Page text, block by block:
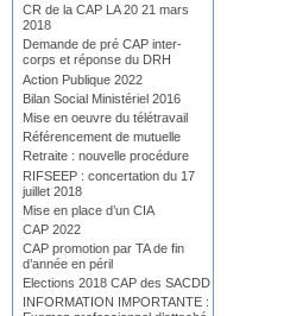
CR de la CAP LA 20 21 mars
2018
Demande de pré CAP inter-
corps et réponse du DRH
Action Publique 2022
Bilan Social Ministériel 2016
Mise en oeuvre du télétravail
Référencement de mutuelle
Retraite : nouvelle procédure
RIFSEEP : concertation du 17
juillet 2018
Mise en place d’un CIA
CAP 2022
CAP promotion par TA de fin
d’année en péril
Elections 2018 CAP des SACDD
INFORMATION IMPORTANTE :